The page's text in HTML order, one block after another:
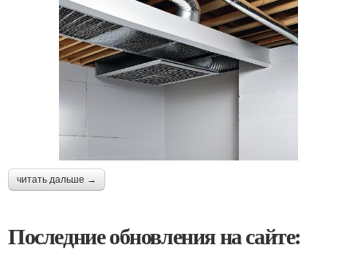
читать дальше →
Последние обновления на сайте: